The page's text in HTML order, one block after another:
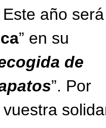
año será
” en su
de
”. Por